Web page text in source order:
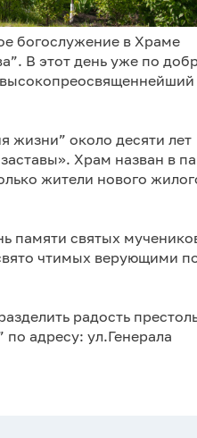
богослужение в Храме
В этот день уже по
высокопреосвященнейший
жизни” около десяти лет
Храм назван в
жители нового
памяти святых
чтимых верующими
радость
адресу: ул.Генерала